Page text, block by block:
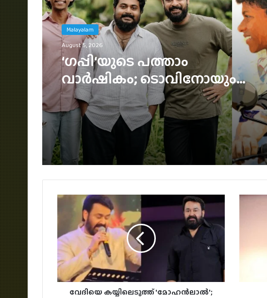
Malayalam
August 5, 2026
3 ലക്ഷം വിലവരുന്ന വാച്ച്,
ജൂഡ് ആന്തണിയ്ക്ക് സുചിത്ര
മോഹൻലാലിൻറെ സ്നേഹ
സമ്മാനം
വേദിയെ കയ്യിലെടുത്ത് 'മോഹൻലാൽ';